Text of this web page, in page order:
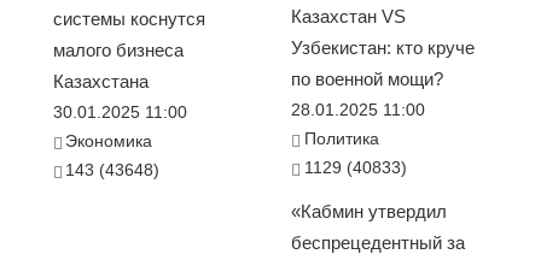
системы коснутся
малого бизнеса
Казахстана
30.01.2025 11:00
Экономика
143 (43648)
Казахстан VS
Узбекистан: кто круче
по военной мощи?
28.01.2025 11:00
Политика
1129 (40833)
«Кабмин утвердил
беспрецедентный за